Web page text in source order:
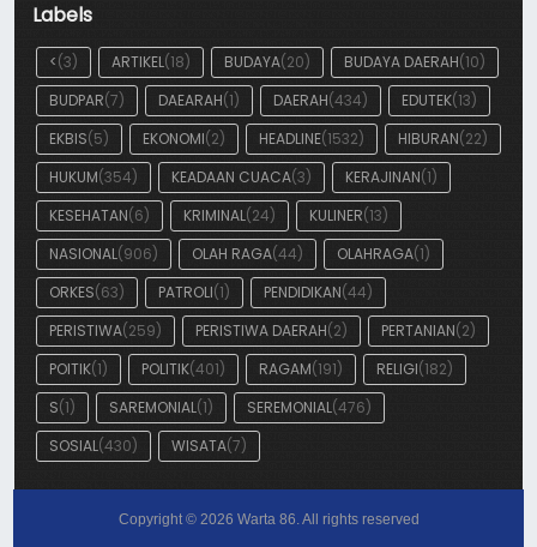
Labels
<(3) ARTIKEL(18) BUDAYA(20) BUDAYA DAERAH(10)
BUDPAR(7) DAEARAH(1) DAERAH(434) EDUTEK(13)
EKBIS(5) EKONOMI(2) HEADLINE(1532) HIBURAN(22)
HUKUM(354) KEADAAN CUACA(3) KERAJINAN(1)
KESEHATAN(6) KRIMINAL(24) KULINER(13)
NASIONAL(906) OLAH RAGA(44) OLAHRAGA(1)
ORKES(63) PATROLI(1) PENDIDIKAN(44)
PERISTIWA(259) PERISTIWA DAERAH(2) PERTANIAN(2)
POITIK(1) POLITIK(401) RAGAM(191) RELIGI(182)
S(1) SAREMONIAL(1) SEREMONIAL(476)
SOSIAL(430) WISATA(7)
Copyright © 2026 Warta 86. All rights reserved